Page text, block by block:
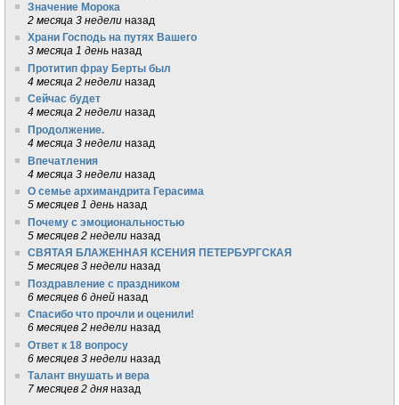
Значение Морока
2 месяца 3 недели назад
Храни Господь на путях Вашего
3 месяца 1 день назад
Протитип фрау Берты был
4 месяца 2 недели назад
Сейчас будет
4 месяца 2 недели назад
Продолжение.
4 месяца 3 недели назад
Впечатления
4 месяца 3 недели назад
О семье архимандрита Герасима
5 месяцев 1 день назад
Почему с эмоциональностью
5 месяцев 2 недели назад
СВЯТАЯ БЛАЖЕННАЯ КСЕНИЯ ПЕТЕРБУРГСКАЯ
5 месяцев 3 недели назад
Поздравление с праздником
6 месяцев 6 дней назад
Спасибо что прочли и оценили!
6 месяцев 2 недели назад
Ответ к 18 вопросу
6 месяцев 3 недели назад
Талант внушать и вера
7 месяцев 2 дня назад